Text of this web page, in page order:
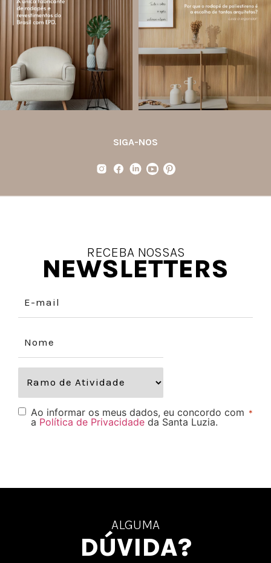
A Declaração Ambiental de Produto
(Environmental Product Declaration) é
um documento internacional que
Jul 21
35 1
conquistaram espaço na arquitetura
porque unem estética, praticidade e
desempenho em um único produto.
Diferente
SIGA-NOS
RECEBA NOSSAS
NEWSLETTERS
Ao informar os meus dados, eu concordo com
a Política de Privacidade da Santa Luzia.
*
ALGUMA
DÚVIDA?